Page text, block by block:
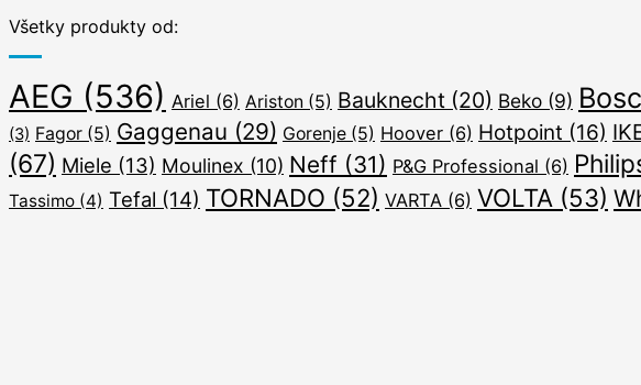
Všetky produkty od:
AEG (536) Ariel (6) Ariston (5) Bauknecht (20) Beko (9)
(3) Fagor (5) Gaggenau (29) Gorenje (5) Hoover (6) Hotpoint (16)
(67) Miele (13) Moulinex (10) Neff (31) P&G Professional (6)
Tassimo (4) Tefal (14) TORNADO (52) VARTA (6) VOLTA (53)